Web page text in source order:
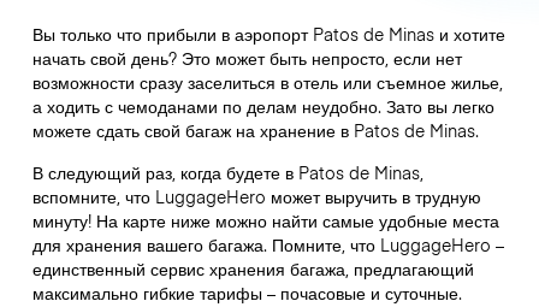
Вы только что прибыли в аэропорт Patos de Minas и хотите
начать свой день? Это может быть непросто, если нет
возможности сразу заселиться в отель или съемное жилье,
а ходить с чемоданами по делам неудобно. Зато вы легко
можете сдать свой багаж на хранение в Patos de Minas.
В следующий раз, когда будете в Patos de Minas,
вспомните, что LuggageHero может выручить в трудную
минуту! На карте ниже можно найти самые удобные места
для хранения вашего багажа. Помните, что LuggageHero –
единственный сервис хранения багажа, предлагающий
максимально гибкие тарифы – почасовые и суточные.